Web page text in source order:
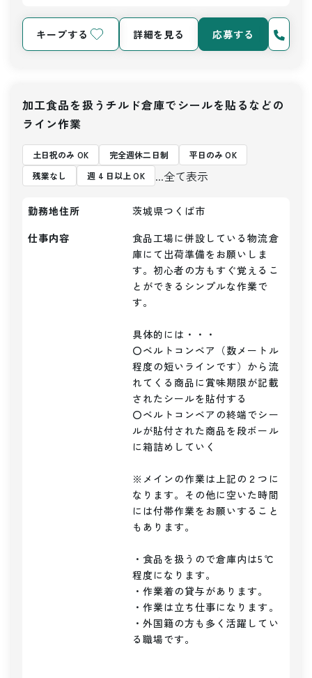
キープする 詳細を見る 応募する
加工食品を扱うチルド倉庫でシールを貼るなどの
ライン作業
土日祝のみ OK 完全週休二日制
平日のみ OK
残業なし
週 4 日以上 OK ...全て表示
勤務地住所
茨城県つくば市
仕事内容
食品工場に併設している物流倉
庫にて出荷準備をお願いしま
す。初心者の方もすぐ覚えるこ
とができるシンプルな作業で
す。
具体的には・・・
〇ベルトコンベア（数メートル
程度の短いラインです）から流
れてくる商品に賞味期限が記載
されたシールを貼付する
〇ベルトコンベアの終端でシー
ルが貼付された商品を段ボール
に箱詰めしていく
※メインの作業は上記の２つに
なります。その他に空いた時間
には付帯作業をお願いすること
もあります。
・食品を扱うので倉庫内は5℃
程度になります。
・作業着の貸与があります。
・作業は立ち仕事になります。
・外国籍の方も多く活躍してい
る職場です。